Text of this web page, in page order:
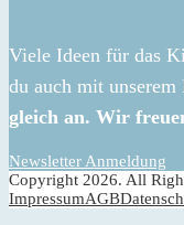
Viele Ideen für das
du auch mit unserem
gleich an. Wir
Newsletter Anmeldung
Copyright 2026. All
ImpressumAGB